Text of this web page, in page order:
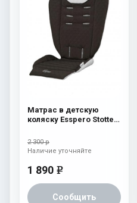
Матрас в детскую
коляску Esspero Stotte
2 300 р
1 890 e
Сообщить
Наличие уточняйте